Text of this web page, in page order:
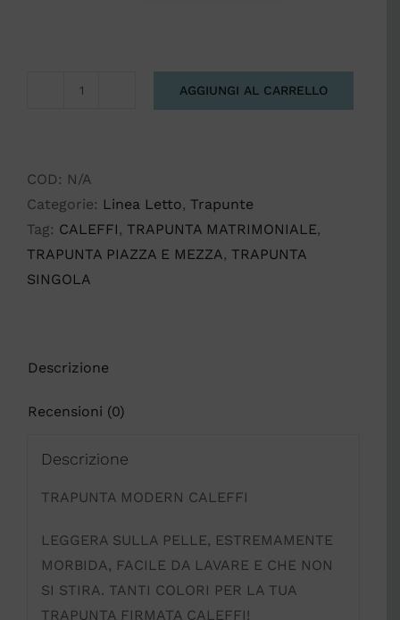
quantità
AGGIUNGI AL CARRELLO
COD: N/A
Categorie: Linea Letto, Trapunte
Tag: CALEFFI, TRAPUNTA MATRIMONIALE,
TRAPUNTA PIAZZA E MEZZA, TRAPUNTA
SINGOLA
Descrizione
Recensioni (0)
Descrizione
TRAPUNTA MODERN CALEFFI
LEGGERA SULLA PELLE, ESTREMAMENTE
MORBIDA, FACILE DA LAVARE E CHE NON
SI STIRA. TANTI COLORI PER LA TUA
TRAPUNTA FIRMATA CALEFFI!